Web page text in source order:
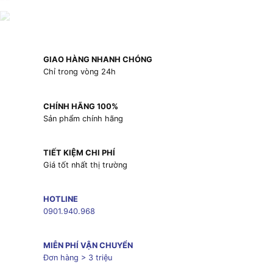
GIAO HÀNG NHANH CHÓNG
Chỉ trong vòng 24h
CHÍNH HÃNG 100%
Sản phẩm chính hãng
TIẾT KIỆM CHI PHÍ
Giá tốt nhất thị trường
HOTLINE
0901.940.968
MIỄN PHÍ VẬN CHUYỂN
Đơn hàng > 3 triệu